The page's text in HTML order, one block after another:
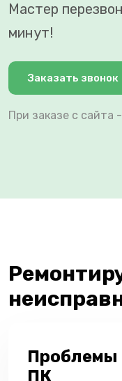
Мастер
минут!
Заказать звонок
При заказе с сайта -
Проблемы
ПК